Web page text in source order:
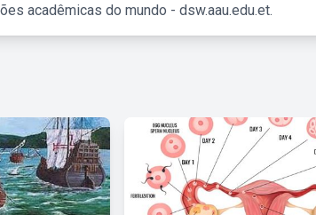
acadêmicas do mundo - dsw.aau.edu.et.